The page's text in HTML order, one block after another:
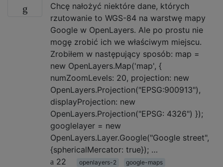
Chcę nałożyć niektóre dane, których
rzutowanie to WGS-84 na warstwę mapy
Google w OpenLayers. Ale po prostu nie
mogę zrobić ich we właściwym miejscu.
Zrobiłem w następujący sposób: map =
new OpenLayers.Map('map', {
numZoomLevels: 20, projection: new
OpenLayers.Projection("EPSG:900913"),
displayProjection: new
OpenLayers.Projection("EPSG: 4326") });
googlelayer = new
OpenLayers.Layer.Google("Google street",
{sphericalMercator: true}); …
22
openlayers-2
google-maps